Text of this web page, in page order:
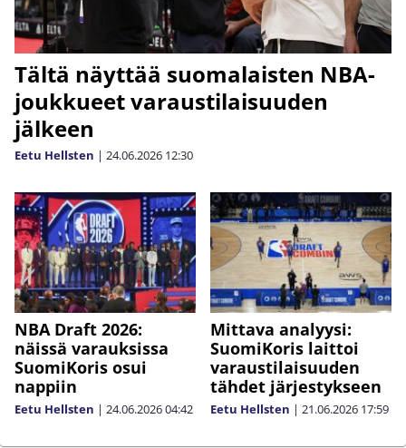
Tältä näyttää suomalaisten NBA-
joukkueet varaustilaisuuden
jälkeen
Eetu Hellsten | 24.06.2026 12:30
NBA Draft 2026:
näissä varauksissa
SuomiKoris osui
nappiin
Eetu Hellsten | 24.06.202604:42
Mittava analyysi:
SuomiKoris laittoi
varaustilaisuuden
tähdet järjestykseen
Eetu Hellsten | 21.06.2026 17:59